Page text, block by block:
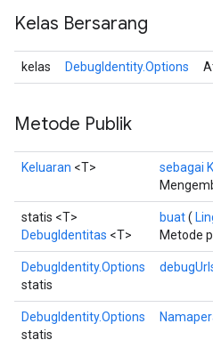
Kelas Bersarang
kelas DebugIdentity.Options
Metode Publik
Keluaran <T> sebagai
statis <T>
DebugIdentitas <T>
buat(
Metode
DebugIdentity.Options
statis
DebugIdentity.Options
statis